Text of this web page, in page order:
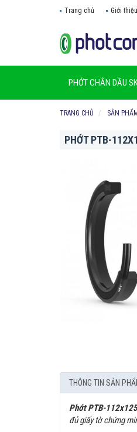
Trang chủ Giới thiệu
PHỚT CHẮN DẦU
TRANG CHỦ SẢN
PHỚT PTB-
THÔNG TIN SẢN
Phớt PTB-
đủ giấy tờ chứng